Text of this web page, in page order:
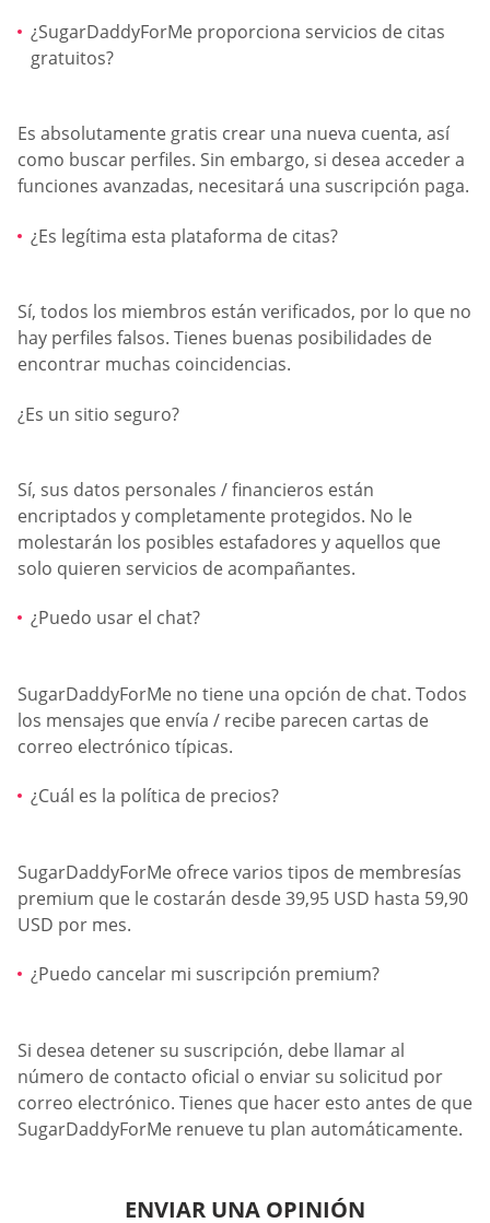
¿SugarDaddyForMe proporciona servicios de citas
gratuitos?
Es absolutamente gratis crear una nueva cuenta, así
como buscar perfiles. Sin embargo, si desea acceder a
funciones avanzadas, necesitará una suscripción paga.
¿Es legítima esta plataforma de citas?
Sí, todos los miembros están verificados, por lo que no
hay perfiles falsos. Tienes buenas posibilidades de
encontrar muchas coincidencias.
¿Es un sitio seguro?
Sí, sus datos personales / financieros están
encriptados y completamente protegidos. No le
molestarán los posibles estafadores y aquellos que
solo quieren servicios de acompañantes.
¿Puedo usar el chat?
SugarDaddyForMe no tiene una opción de chat. Todos
los mensajes que envía / recibe parecen cartas de
correo electrónico típicas.
¿Cuál es la política de precios?
SugarDaddyForMe ofrece varios tipos de membresías
premium que le costarán desde 39,95 USD hasta 59,90
USD por mes.
¿Puedo cancelar mi suscripción premium?
Si desea detener su suscripción, debe llamar al
número de contacto oficial o enviar su solicitud por
correo electrónico. Tienes que hacer esto antes de que
SugarDaddyForMe renueve tu plan automáticamente.
ENVIAR UNA OPINIÓN